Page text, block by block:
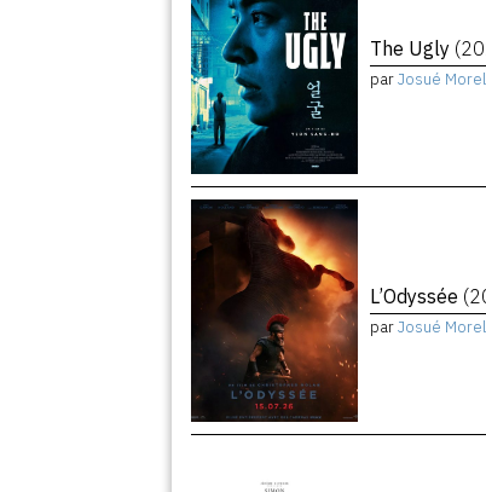
The Ugly
parJosué Morel
L’Odyssée
parJosué Morel